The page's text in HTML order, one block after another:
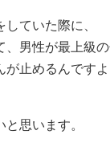
ていた際に、
男性が最上級
止めるんですよ
思います。